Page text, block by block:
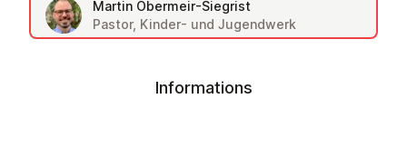
Martin Obermeir-Siegrist
Pastor, Kinder- und Jugendwerk
Informations